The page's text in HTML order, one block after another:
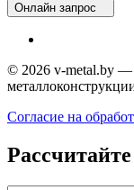
Онлайн запрос
© 2026 v-metal.by —
Согласие на